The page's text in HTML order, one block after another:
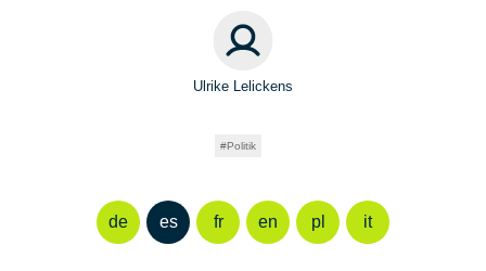
Ulrike Lelickens
Politik
de es fr en pl it